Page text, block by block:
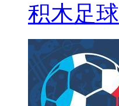
积木足球